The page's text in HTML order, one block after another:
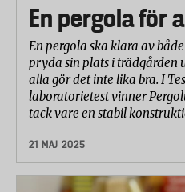
En pergola för
En pergola ska klara av
pryda sin plats i trädgården
alla gör det inte lika bra. I
laboratorietest vinner
tack vare en stabil
21 MAJ 2025